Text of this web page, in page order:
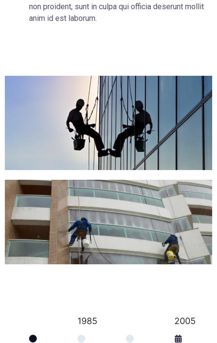
non proident, sunt in culpa qui officia deserunt mollit
anim id est laborum.
1985 2005